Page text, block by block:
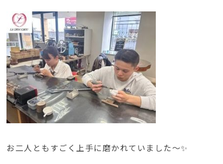
お二人ともすごく上手に磨かれていました～✨